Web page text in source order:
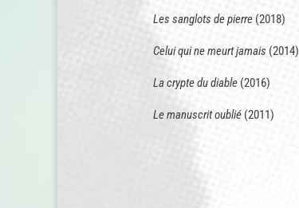
Les sanglots de pierre (2018)
Celui qui ne meurt jamais (2014)
La crypte du diable (2016)
Le manuscrit oublié (2011)